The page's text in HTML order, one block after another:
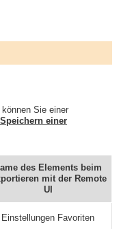
Sie einer
Speichern einer
des Elements beim
mit der Remote
UI
Einstellungen Favoriten